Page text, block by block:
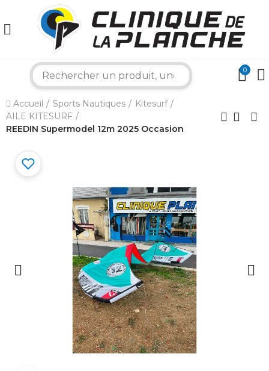
0
Accueil Sports Nautiques
Kitesurf
AILE KITESURF
REEDIN Supermodel 12m 2025 Occasion
×
Bonjour ! Je suis votre expert nautique.
Comment puis-je vous aider aujourd'hui ?